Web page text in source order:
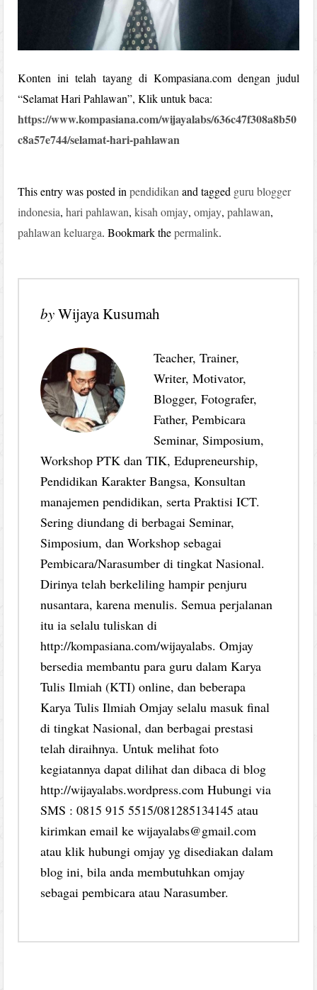
Konten ini telah tayang di Kompasiana.com dengan judul
“Selamat Hari Pahlawan”, Klik untuk baca:
https://www.kompasiana.com/wijayalabs/636c47f308a8b50
c8a57e744/selamat-hari-pahlawan
This entry was posted inpendidikan and tagged guru blogger
indonesia,hari pahlawan,kisah omjay,omjay,pahlawan,
pahlawan keluarga. Bookmark thepermalink.
byWijaya Kusumah
Teacher, Trainer,
Writer, Motivator,
Blogger, Fotografer,
Father, Pembicara
Seminar, Simposium,
Workshop PTK dan TIK, Edupreneurship,
Pendidikan Karakter Bangsa, Konsultan
manajemen pendidikan, serta Praktisi ICT.
Sering diundang di berbagai Seminar,
Simposium, dan Workshop sebagai
Pembicara/Narasumber di tingkat Nasional.
Dirinya telah berkeliling hampir penjuru
nusantara, karena menulis. Semua perjalanan
itu ia selalu tuliskan di
http://kompasiana.com/wijayalabs. Omjay
bersedia membantu para guru dalam Karya
Tulis Ilmiah (KTI) online, dan beberapa
Karya Tulis Ilmiah Omjay selalu masuk final
di tingkat Nasional, dan berbagai prestasi
telah diraihnya. Untuk melihat foto
kegiatannya dapat dilihat dan dibaca di blog
http://wijayalabs.wordpress.com Hubungi via
SMS : 0815 915 5515/081285134145 atau
kirimkan email ke wijayalabs@gmail.com
atau klik hubungi omjay yg disediakan dalam
blog ini, bila anda membutuhkan omjay
sebagai pembicara atau Narasumber.